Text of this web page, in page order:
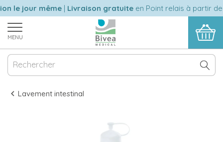
le jour même|Livraison gratuiteen Point relais à partir de
MENU
Lavement intestinal